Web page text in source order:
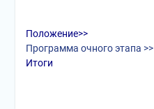
Положение>>
Программа очного этапа >>
Итоги